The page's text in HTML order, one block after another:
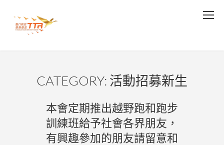
CATEGORY: 活動招募新生
本會定期推出越野跑和跑步
訓練班給予社會各界朋友，
有興趣參加的朋友請留意和